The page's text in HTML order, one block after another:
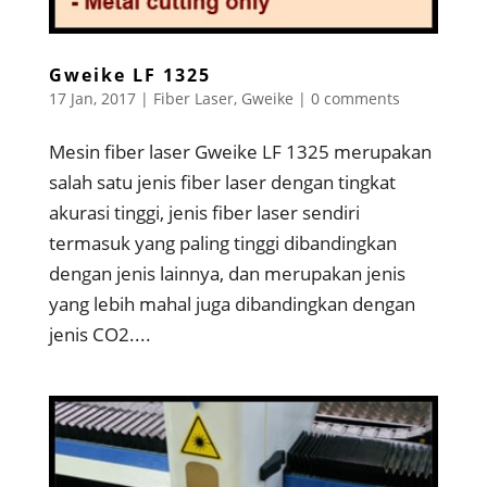
Gweike LF 1325
17 Jan, 2017| Fiber Laser, Gweike | 0 comments
Mesin fiber laser Gweike LF 1325 merupakan
salah satu jenis fiber laser dengan tingkat
akurasi tinggi, jenis fiber laser sendiri
termasuk yang paling tinggi dibandingkan
dengan jenis lainnya, dan merupakan jenis
yang lebih mahal juga dibandingkan dengan
jenis CO2....